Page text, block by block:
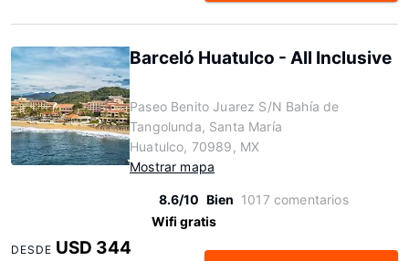
Barceló Huatulco - All Inclusive
Paseo Benito Juarez S/N Bahía de
Tangolunda, Santa María
Huatulco, 70989, MX
Mostrar mapa
8.6/10 Bien 1017 comentarios
Wifi gratis
DESDE USD 344